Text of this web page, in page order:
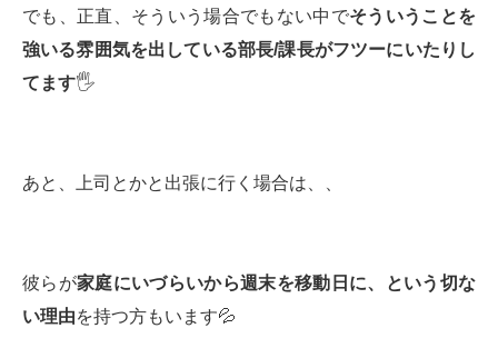
でも、正直、そういう場合でもない中でそういうことを
強いる雰囲気を出している部長/課長がフツーにいたりし
てます🖐️
あと、上司とかと出張に行く場合は、、
彼らが家庭にいづらいから週末を移動日に、という切な
い理由を持つ方もいます💦